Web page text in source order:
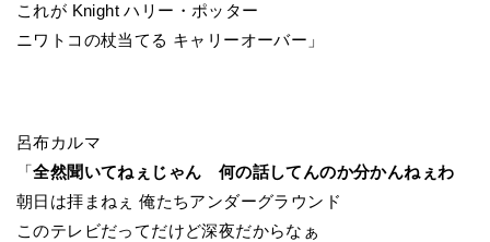
これが Knight ハリー・ポッター
ニワトコの杖当てる キャリーオーバー」
呂布カルマ
「全然聞いてねぇじゃん 何の話してんのか分かんねぇわ
朝日は拝まねぇ 俺たちアンダーグラウンド
このテレビだってだけど深夜だからなぁ